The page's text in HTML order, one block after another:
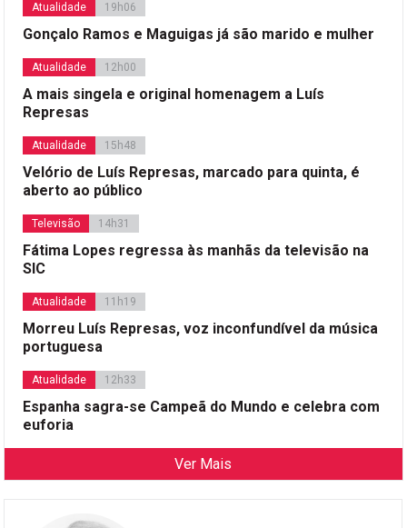
Atualidade 19h06
Gonçalo Ramos e Maguigas já são marido e mulher
Atualidade 12h00
A mais singela e original homenagem a Luís
Represas
Atualidade 15h48
Velório de Luís Represas, marcado para quinta, é
aberto ao público
Televisão 14h31
Fátima Lopes regressa às manhãs da televisão na
SIC
Atualidade 11h19
Morreu Luís Represas, voz inconfundível da música
portuguesa
Atualidade 12h33
Espanha sagra-se Campeã do Mundo e celebra com
euforia
Ver Mais